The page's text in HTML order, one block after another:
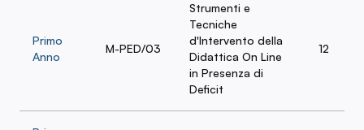
Primo
Anno
M-PED/03
Strumenti e
Tecniche
d'Intervento della
Didattica On Line
in Presenza di
Deficit
12